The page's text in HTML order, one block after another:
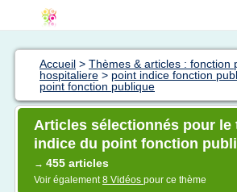
Accueil > Thèmes & articles : fonction
hospitaliere > point indice fonction
point fonction publique
Articles sélectionnés pour le
indice du point fonction
→ 455 articles
Voir également8 Vidéos pour ce thème